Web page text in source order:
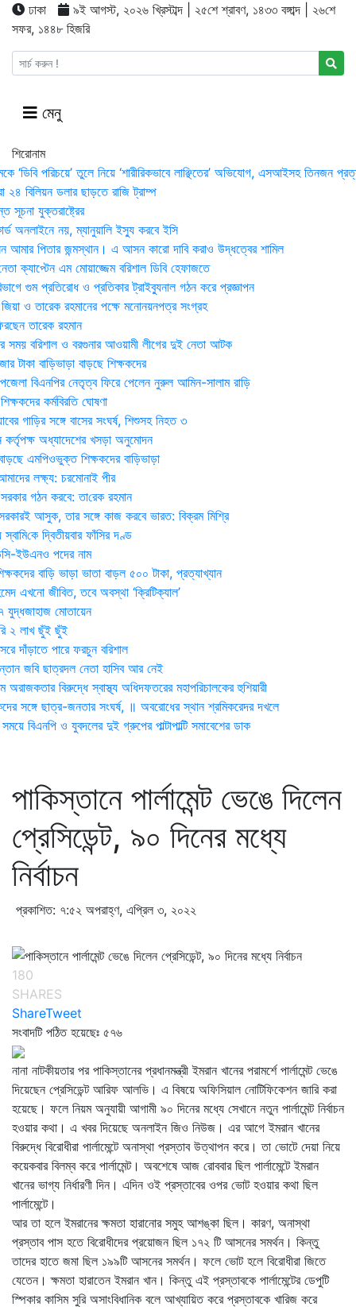
ঢাকা
৯ই আগস্ট, ২০২৬ খ্রিস্টাব্দ | ২৫শে শ্রাবণ, ১৪৩৩ বঙ্গাব্দ | ২৬শে
সফর, ১৪৪৮ হিজরি
মেনু
শিরোনাম
‘ডিবি পরিচয়ে’ তুলে নিয়ে ‘শারীরিকভাবে লাঞ্ছিতের’ অভিযোগ, এসআইসহ তিনজন
২৪ বিলিয়ন ডলার ছাড়তে রাজি ট্রাম্প
সূচনা যুক্তরাষ্ট্রের
অনলাইনে নয়, ম্যানুয়ালি ইস্যু করবে ইসি
পিতার জন্মস্থান। এ আসন কারো দাবি করাও উদ্ধত্বের শামিল
ক্যাপ্টেন এম মোয়াজ্জেম বরিশাল ডিবি হেফাজতে
গুম প্রতিরোধ ও প্রতিকার ট্রাইব্যুনাল গঠন করে প্রজ্ঞাপন
ও তারেক রহমানের পক্ষে মনোনয়নপত্র সংগ্রহ
তারেক রহমান
সময় ব‌রিশাল ও বরগুনার আওয়ামী লীগের দুই নেতা আটক
টাকা বাড়িভাড়া বাড়ছে শিক্ষকদের
বিএনপির নেতৃত্ব ফিরে পেলেন নুরুল আমিন-সালাম রাড়ি
কর্মবিরতি ঘোষণা
গাড়ির সঙ্গে বাসের সংঘর্ষ, শিশুসহ নিহত ৩
কর্তৃপক্ষ অধ্যাদেশের খসড়া অনুমোদন
এমপিওভুক্ত শিক্ষকদের বাড়িভাড়া
লক্ষ্য: চরমোনাই পীর
গঠন করবে: তা‌রেক রহমান
আসুক, তার সঙ্গে কাজ করবে ভারত: বিক্রম মিশ্রি
দ্বিতীয়বার ফাঁসির দণ্ড
ইউএনও পদের নাম
বাড়ি ভাড়া ভাতা বাড়ল ৫০০ টাকা, প্রত্যাখ্যান
এখনো জীবিত, তবে অবস্থা ‘ক্রিটিক্যাল’
যুদ্ধজাহাজ মোতায়েন
২ লাখ ছুঁই ছুঁই
দাঁড়াতে পারে ফরচুন বরিশাল
জবি ছাত্রদল নেতা হাসিব আর নেই
অরাজকতার বিরুদ্ধে স্বাস্থ্য অধিদফতরের মহাপরিচালকের হুশিয়ারী
সঙ্গে ছাত্র-জনতার সংঘর্ষ, ॥ অবরোধের স্থান শ্রমিকরেদর দখলে
বিএনপি ও যুবদলের দুই গ্রুপের পাল্টাপাল্টি সমাবেশের ডাক
পাকিস্তানে পার্লামেন্ট ভেঙে দিলেন
প্রেসিডেন্ট, ৯০ দিনের মধ্যে
নির্বাচন
প্রকাশিত: ৭:৫২ অপরাহ্ণ, এপ্রিল ৩, ২০২২
180
SHARES
ShareTweet
সংবাদটি পঠিত হয়েছেঃ ৫৭৬
নানা নাটকীয়তার পর পাকিস্তানের প্রধানমন্ত্রী ইমরান খানের পরামর্শে পার্লামেন্ট ভেঙে
দিয়েছেন প্রেসিডেন্ট আরিফ আলভি। এ বিষয়ে অফিসিয়াল নোটিফিকেশন জারি করা
হয়েছে। ফলে নিয়ম অনুযায়ী আগামী ৯০ দিনের মধ্যে সেখানে নতুন পার্লামেন্ট নির্বাচন
হওয়ার কথা। এ খবর দিয়েছে অনলাইন জিও নিউজ। এর আগে ইমরান খানের
বিরুদ্ধে বিরোধীরা পার্লামেন্টে অনাস্থা প্রস্তাব উত্থাপন করে। তা ভোটে দেয়া নিয়ে
কয়েকবার বিলম্ব করে পার্লামেন্ট। অবশেষে আজ রোববার ছিল পার্লামেন্টে ইমরান
খানের ভাগ্য নির্ধারণী দিন। এদিন ওই প্রস্তাবের ওপর ভোট হওয়ার কথা ছিল
পার্লামেন্টে।
আর তা হলে ইমরানের ক্ষমতা হারানোর সমুহ আশঙ্কা ছিল। কারণ, অনাস্থা
প্রস্তাব পাস হতে বিরোধীদের প্রয়োজন ছিল ১৭২ টি আসনের সমর্থন। কিন্তু
তাদের হাতে জমা ছিল ১৯৯টি আসনের সমর্থন। ফলে ভোট হলে বিরোধীরা জিতে
যেতেন। ক্ষমতা হারাতেন ইমরান খান। কিন্তু এই প্রস্তাবকে পার্লামেন্টের ডেপুটি
স্পিকার কাসিম সুরি অসাংবিধানিক বলে আখ্যায়িত করে প্রস্তাবকে খারিজ করে